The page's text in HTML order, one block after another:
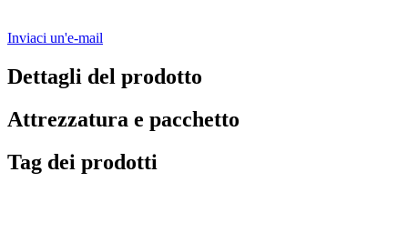
Inviaci un'e-mail
Dettagli del prodotto
Attrezzatura e pacchetto
Tag dei prodotti